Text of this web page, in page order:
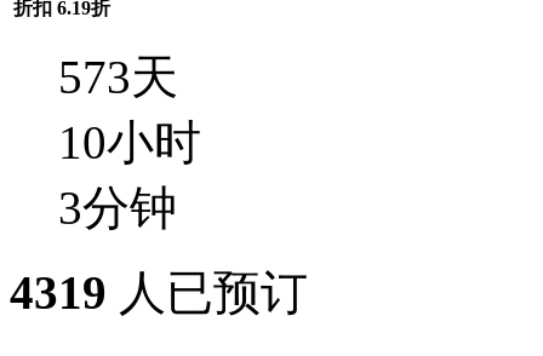
折扣 6.19折
573天
10小时
3分钟
4319 人已预订